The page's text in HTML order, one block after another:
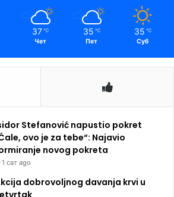
37 ℃
Чет
35 ℃
Пет
35 ℃
Суб
Stefanović napustio pokret
ovo je za tebe“: Najavio
novog pokreta
1 сат ago
dobrovoljnog davanja krvi u